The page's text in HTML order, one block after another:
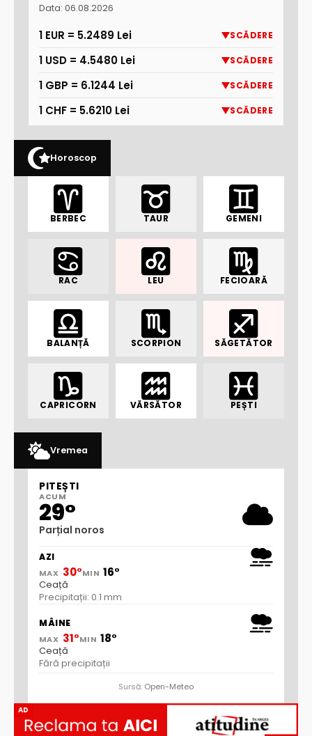
AD
Data: 06.08.2026
1 EUR = 5.2489 Lei SCĂDERE
1 USD = 4.5480 Lei SCĂDERE
1 GBP = 6.1244 Lei SCĂDERE
1 CHF = 5.6210 Lei SCĂDERE
Horoscop
BERBEC TAUR GEMENI
RAC LEU FECIOARĂ
BALANȚĂ SCORPION SĂGETĂTOR
CAPRICORN VĂRSĂTOR PEȘTI
Vremea
PITEȘTI
ACUM
29°
Parțial noros
AZI
MAX 30°MIN 16°
Ceață
Precipitații: 0.1 mm
MÂINE
MAX 31°MIN 18°
Ceață
Fără precipitații
Sursă: Open-Meteo